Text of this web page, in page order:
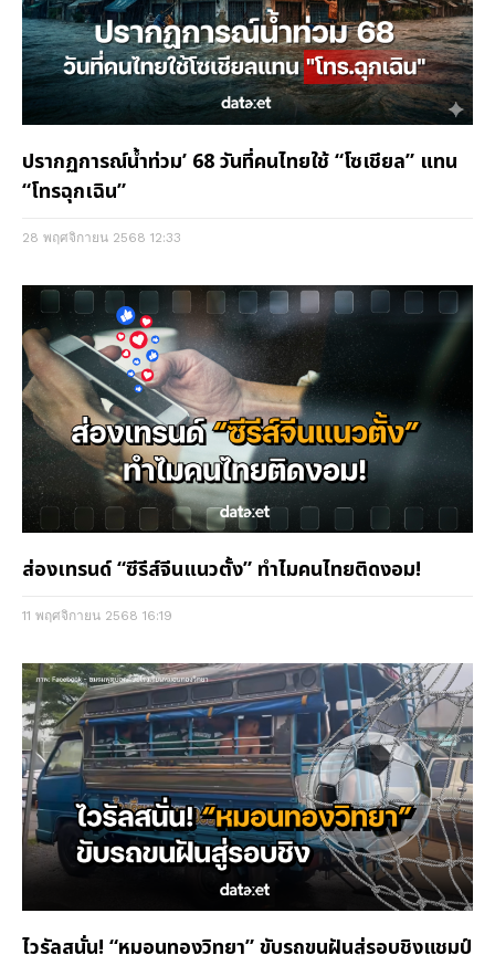
ปรากฏการณ์น้ำท่วม’ 68 วันที่คนไทยใช้ “โซเชียล” แทน
“โทรฉุกเฉิน”
28 พฤศจิกายน 2568 12:33
ส่องเทรนด์ “ซีรีส์จีนแนวตั้ง” ทำไมคนไทยติดงอม!
11 พฤศจิกายน 2568 16:19
ไวรัลสนั่น! “หมอนทองวิทยา” ขับรถขนฝันสู่รอบชิงแชมป์